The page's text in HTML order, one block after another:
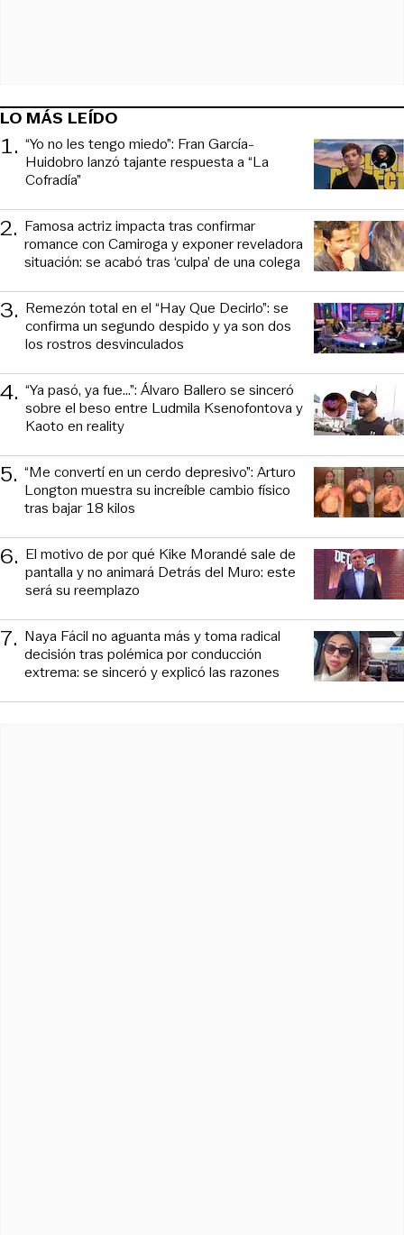
LO MÁS LEÍDO
1. “Yo no les tengo miedo”: Fran García-
Huidobro lanzó tajante respuesta a “La
Cofradía”
2. Famosa actriz impacta tras confirmar
romance con Camiroga y exponer reveladora
situación: se acabó tras ‘culpa’ de una colega
3. Remezón total en el “Hay Que Decirlo”: se
confirma un segundo despido y ya son dos
los rostros desvinculados
4. “Ya pasó, ya fue...”: Álvaro Ballero se sinceró
sobre el beso entre Ludmila Ksenofontova y
Kaoto en reality
5. “Me convertí en un cerdo depresivo”: Arturo
Longton muestra su increíble cambio físico
tras bajar 18 kilos
6. El motivo de por qué Kike Morandé sale de
pantalla y no animará Detrás del Muro: este
será su reemplazo
7. Naya Fácil no aguanta más y toma radical
decisión tras polémica por conducción
extrema: se sinceró y explicó las razones